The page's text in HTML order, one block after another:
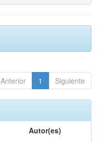
Anterior 1 Siguiente
Autor(es)